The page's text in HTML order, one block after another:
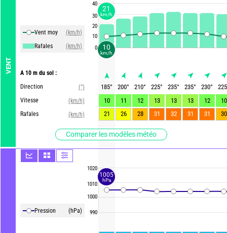
VENT
Vent moy
(km/h)
Rafales
(km/h)
A 10 m du sol :
Direction
(°)
Vitesse
(km/h)
Rafales
(km/h)
Comparer les modèles météo
Pression (hPa)
40
30
20
10
0
1020
1010
1000
990
185° 200° 210° 225° 235° 235° 230°
225
10
11 12 13 13 13 12
10
21
26 28 31 32 31 31 30
10
km/h
21
km/h
1005
hPa